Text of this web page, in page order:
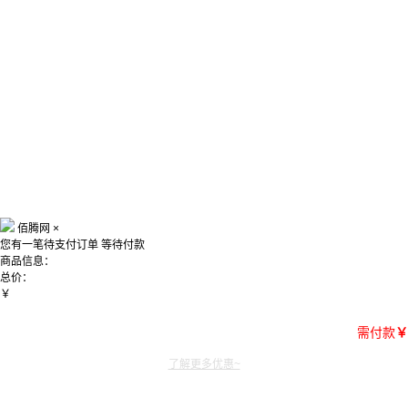
佰腾网 ×
您有一笔待支付订单 等待付款
商品信息：
总价：
￥
需付款￥
了解更多优惠~